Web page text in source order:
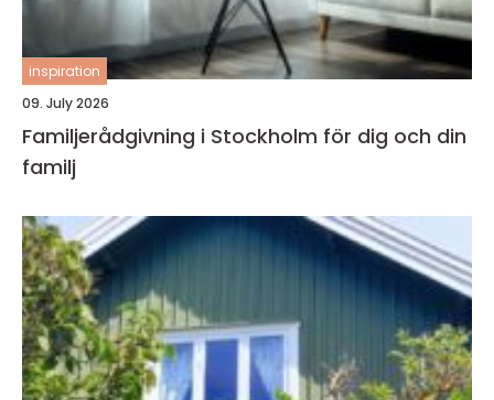
inspiration
09. July 2026
Familjerådgivning i Stockholm för dig och din
familj